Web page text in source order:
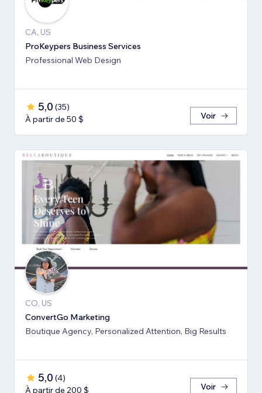
CA, US
ProKeypers Business Services
Professional Web Design
5,0 (35)
À partir de 50 $
Voir
CO, US
ConvertGo Marketing
Boutique Agency, Personalized Attention, Big Results
5,0 (4)
À partir de 200 $
Voir